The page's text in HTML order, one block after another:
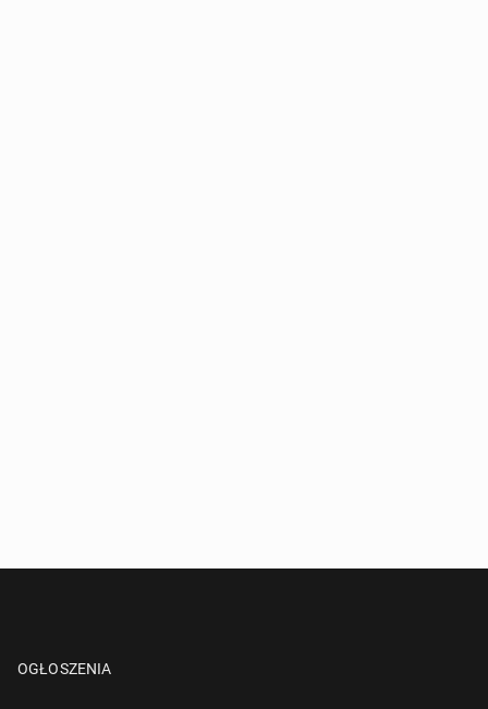
OGŁOSZENIA